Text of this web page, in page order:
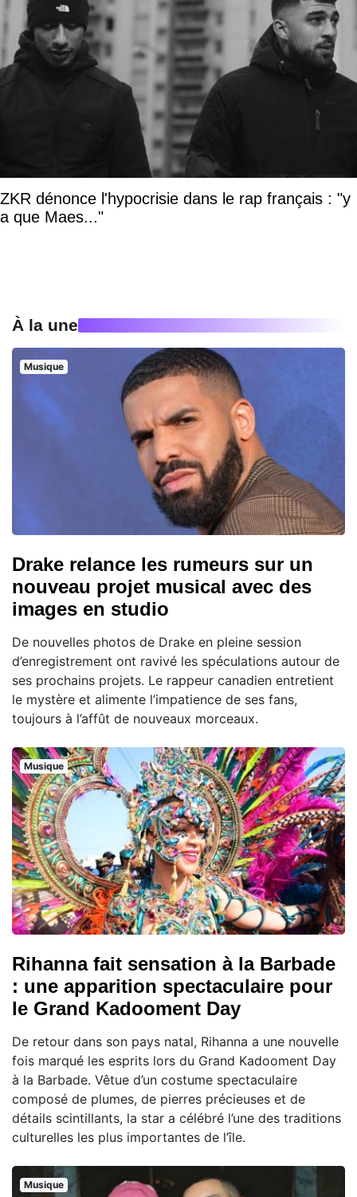
ZKR dénonce l'hypocrisie dans le rap français : "y
a que Maes..."
À la une
Musique
Drake relance les rumeurs sur un
nouveau projet musical avec des
images en studio
De nouvelles photos de Drake en pleine session
d’enregistrement ont ravivé les spéculations autour de
ses prochains projets. Le rappeur canadien entretient
le mystère et alimente l’impatience de ses fans,
toujours à l’affût de nouveaux morceaux.
Musique
Rihanna fait sensation à la Barbade
: une apparition spectaculaire pour
le Grand Kadooment Day
De retour dans son pays natal, Rihanna a une nouvelle
fois marqué les esprits lors du Grand Kadooment Day
à la Barbade. Vêtue d’un costume spectaculaire
composé de plumes, de pierres précieuses et de
détails scintillants, la star a célébré l’une des traditions
culturelles les plus importantes de l’île.
Musique